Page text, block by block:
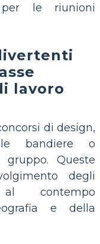
le riunioni
lavoro
di design,
bandiere o
Queste
degli
contempo
e della